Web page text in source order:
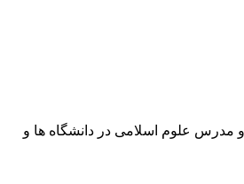
مدرس علوم اسلامی در دانشگاه ها و